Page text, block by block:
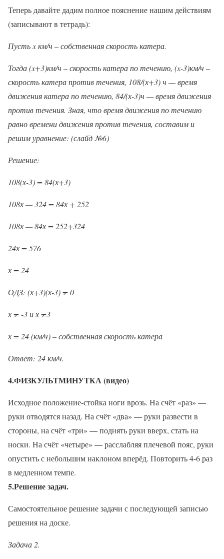
Теперь давайте дадим полное пояснение нашим действиям
(записывают в тетрадь):
Пусть x км/ч – собственная скорость катера.
Тогда (x+3)км/ч – скорость катера по течению, (x-3)км/ч –
скорость катера против течения, 108/(х+3) ч — время
движения катера по течению, 84/(х-3)ч — время движения
против течения. Зная, что время движения по течению
равно времени движения против течения, составим и
решим уравнение: (слайд №6)
Решение:
108(х-3) = 84(х+3)
108х — 324 = 84х + 252
108х — 84х = 252+324
24х = 576
х = 24
ОДЗ: (х+3)(х-3) ≠ 0
х ≠ -3 и х ≠3
х = 24 (км/ч) – собственная скорость катера
Ответ: 24 км/ч.
4.ФИЗКУЛЬТМИНУТКА (видео)
Исходное положение-стойка ноги врозь. На счёт «раз» —
руки отводятся назад. На счёт «два» — руки развести в
стороны, на счёт «три» — поднять руки вверх, стать на
носки. На счёт «четыре» — расслабляя плечевой пояс, руки
опустить с небольшим наклоном вперёд. Повторить 4-6 раз
в медленном темпе.
5.Решение задач.
Самостоятельное решение задачи с последующей записью
решения на доске.
Задача 2.